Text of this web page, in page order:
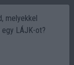
melyekkel
egy LÁJK-ot?